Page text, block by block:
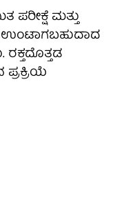
ಪರೀಕ್ಷೆ ಮತ್ತು